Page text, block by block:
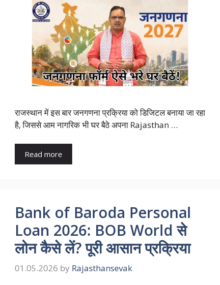
राजस्थान में इस बार जनगणना प्रक्रिया को डिजिटल बनाया जा रहा
है, जिससे आम नागरिक भी घर बैठे अपना Rajasthan …
Read more
Bank of Baroda Personal
Loan 2026: BOB World से
लोन कैसे लें? पूरी आसान प्रक्रिया
01.05.2026 by Rajasthansevak